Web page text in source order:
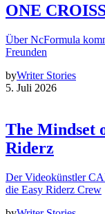
ONE
Über NcFormula
Freunden
byWriter Stories
5. Juli 2026
The Mindset
Riderz
Der Videokünstler
die Easy Riderz Crew